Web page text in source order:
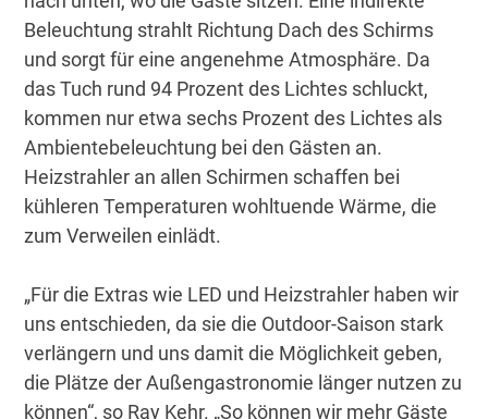
Beleuchtung strahlt Richtung Dach des Schirms
und sorgt für eine angenehme Atmosphäre. Da
das Tuch rund 94 Prozent des Lichtes schluckt,
kommen nur etwa sechs Prozent des Lichtes als
Ambientebeleuchtung bei den Gästen an.
Heizstrahler an allen Schirmen schaffen bei
kühleren Temperaturen wohltuende Wärme, die
zum Verweilen einlädt.
„Für die Extras wie LED und Heizstrahler haben wir
uns entschieden, da sie die Outdoor-Saison stark
verlängern und uns damit die Möglichkeit geben,
die Plätze der Außengastronomie länger nutzen zu
können“, so Ray Kehr. „So können wir mehr Gäste